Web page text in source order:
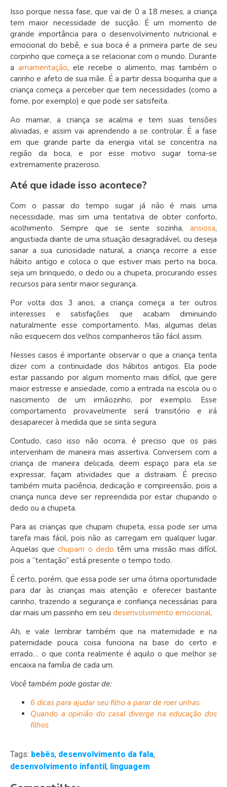
Isso porque nessa fase, que vai de 0 a 18 meses, a criança
tem maior necessidade de sucção. É um momento de
grande importância para o desenvolvimento nutricional e
emocional do bebê, e sua boca é a primeira parte de seu
corpinho que começa a se relacionar com o mundo. Durante
a amamentação, ele recebe o alimento, mas também o
carinho e afeto de sua mãe. É a partir dessa boquinha que a
criança começa a perceber que tem necessidades (como a
fome, por exemplo) e que pode ser satisfeita.
Ao mamar, a criança se acalma e tem suas tensões
aliviadas, e assim vai aprendendo a se controlar. É a fase
em que grande parte da energia vital se concentra na
região da boca, e por esse motivo sugar torna-se
extremamente prazeroso.
Até que idade isso acontece?
Com o passar do tempo sugar já não é mais uma
necessidade, mas sim uma tentativa de obter conforto,
acolhimento. Sempre que se sente sozinha, ansiosa,
angustiada diante de uma situação desagradável, ou deseja
sanar a sua curiosidade natural, a criança recorre a esse
hábito antigo e coloca o que estiver mais perto na boca,
seja um brinquedo, o dedo ou a chupeta, procurando esses
recursos para sentir maior segurança.
Por volta dos 3 anos, a criança começa a ter outros
interesses e satisfações que acabam diminuindo
naturalmente esse comportamento. Mas, algumas delas
não esquecem dos velhos companheiros tão fácil assim.
Nesses casos é importante observar o que a criança tenta
dizer com a continuidade dos hábitos antigos. Ela pode
estar passando por algum momento mais difícil, que gere
maior estresse e ansiedade, como a entrada na escola ou o
nascimento de um irmãozinho, por exemplo. Esse
comportamento provavelmente será transitório e irá
desaparecer à medida que se sinta segura.
Contudo, caso isso não ocorra, é preciso que os pais
intervenham de maneira mais assertiva. Conversem com a
criança de maneira delicada, deem espaço para ela se
expressar, façam atividades que a distraiam. É preciso
também muita paciência, dedicação e compreensão, pois a
criança nunca deve ser repreendida por estar chupando o
dedo ou a chupeta.
Para as crianças que chupam chupeta, essa pode ser uma
tarefa mais fácil, pois não as carregam em qualquer lugar.
Aquelas quechupam o dedo têm uma missão mais difícil,
pois a “tentação” está presente o tempo todo.
É certo, porém, que essa pode ser uma ótima oportunidade
para dar às crianças mais atenção e oferecer bastante
carinho, trazendo a segurança e confiança necessárias para
dar mais um passinho em seu desenvolvimento emocional.
Ah, e vale lembrar também que na maternidade e na
paternidade pouca coisa funciona na base do certo e
errado… o que conta realmente é aquilo o que melhor se
encaixa na família de cada um.
Você também pode gostar de:
6 dicas para ajudar seu filho a parar de roer unhas
Quando a opinião do casal diverge na educação dos
filhos
Tags: bebês, desenvolvimento da fala,
desenvolvimento infantil , linguagem